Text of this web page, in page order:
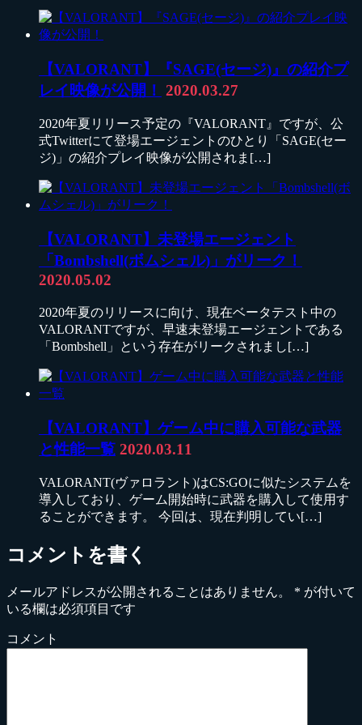
【VALORANT】『SAGE(セージ)』の紹介プ
レイ映像が公開！ 2020.03.27
2020年夏リリース予定の『VALORANT』ですが、公
式Twitterにて登場エージェントのひとり「SAGE(セー
ジ)」の紹介プレイ映像が公開されま[…]
【VALORANT】未登場エージェント
「Bombshell(ボムシェル)」がリーク！
2020.05.02
2020年夏のリリースに向け、現在ベータテスト中の
VALORANTですが、早速未登場エージェントである
「Bombshell」という存在がリークされまし[…]
【VALORANT】ゲーム中に購入可能な武器
と性能一覧 2020.03.11
VALORANT(ヴァロラント)はCS:GOに似たシステムを
導入しており、ゲーム開始時に武器を購入して使用す
ることができます。 今回は、現在判明してい[…]
コメントを書く
メールアドレスが公開されることはありません。 * が付いて
いる欄は必須項目です
コメント